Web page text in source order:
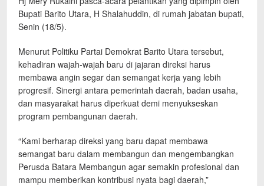
Bupati Barito Utara, H Shalahuddin, di rumah jabatan bupati,
Senin (18/5).
Menurut Politiku Partai Demokrat Barito Utara tersebut,
kehadiran wajah-wajah baru di jajaran direksi harus
membawa angin segar dan semangat kerja yang lebih
progresif. Sinergi antara pemerintah daerah, badan usaha,
dan masyarakat harus diperkuat demi menyukseskan
program pembangunan daerah.
“Kami berharap direksi yang baru dapat membawa
semangat baru dalam membangun dan mengembangkan
Perusda Batara Membangun agar semakin profesional dan
mampu memberikan kontribusi nyata bagi daerah,”